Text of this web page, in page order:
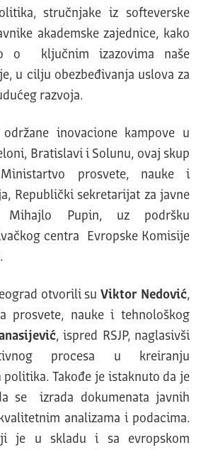
stručnjake iz softeverske
akademske zajednice, kako
o ključnim izazovima naše
u cilju obezbeđivanja uslova za
razvoja.
inovacione kampove u
Bratislavi i Solunu, ovaj skup
prosvete, nauke i
Republički sekretarijat za javne
Mihajlo Pupin, uz podršku
centra Evropske Komisije
otvorili suViktor Nedović,
prosvete, nauke i tehnološkog
, ispred RSJP, naglasivši
procesa u kreiranju
Takođe je istaknuto da je
se izrada dokumenata javnih
analizama i podacima.
je u skladu i sa evropskom